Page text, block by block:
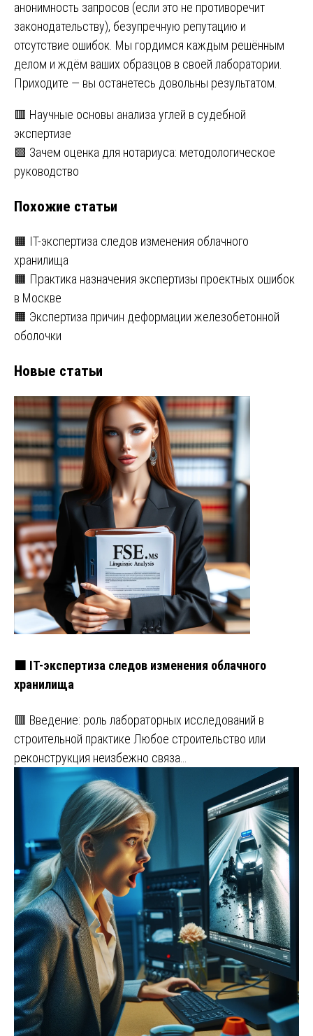
анонимность запросов (если это не противоречит
законодательству), безупречную репутацию и
отсутствие ошибок. Мы гордимся каждым решённым
делом и ждём ваших образцов в своей лаборатории.
Приходите — вы останетесь довольны результатом.
Навигация
по
записям
🟥 Научные основы анализа углей в судебной
экспертизе
🟩 Зачем оценка для нотариуса: методологическое
руководство
Похожие статьи
🟧 IT-экспертиза следов изменения облачного
хранилища
🟧 Практика назначения экспертизы проектных ошибок
в Москве
🟧 Экспертиза причин деформации железобетонной
оболочки
Новые статьи
🟧 IT-экспертиза следов изменения облачного
хранилища
🟥 Введение: роль лабораторных исследований в
строительной практике Любое строительство или
реконструкция неизбежно связа…